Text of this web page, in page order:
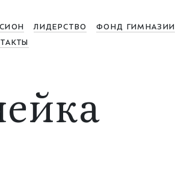
ЛИДЕРСТВО
ФОНД ГИМНАЗИИ